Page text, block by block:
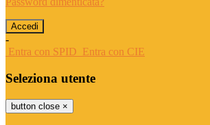
-
Entra con SPID Entra con CIE
Seleziona utente
button close ×